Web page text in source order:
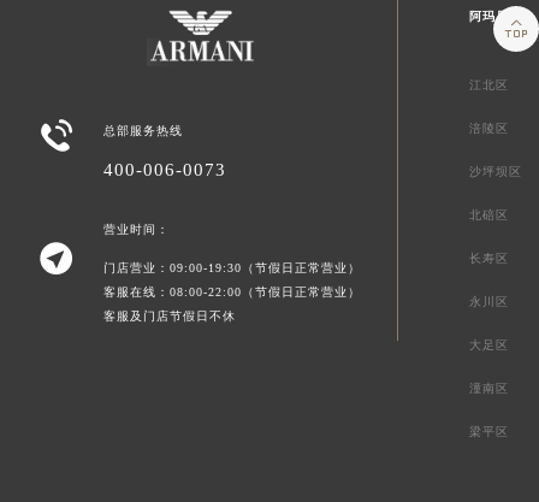
 总部服务热线
400-006-0073

营业时间：
门店营业：09:00-19:30（节假日正常营业）
客服在线：08:00-22:00（节假日正常营业）
客服及门店节假日不休
阿玛尼重
江北区
涪陵区
沙坪坝区
北碚区
长寿区
永川区
大足区
潼南区
梁平区
